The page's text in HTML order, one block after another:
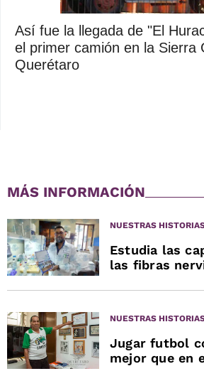
Así fue la llegada de "El
el primer camión en la Sierra
Querétaro
MÁS INFORMACIÓN
NUESTRAS
Estudia las
las fibras
NUESTRAS
Jugar futbol
mejor que en